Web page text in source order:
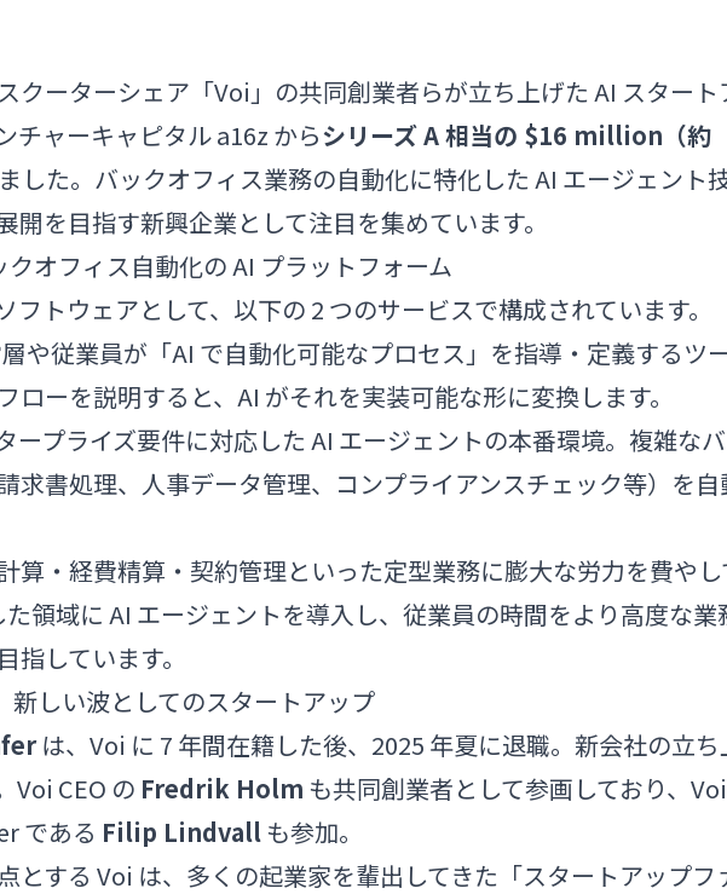
クーターシェア「Voi」の共同創業者らが立ち上げた AI スタート
チャーキャピタル a16z からシリーズ A 相当の $16 million（約
した。バックオフィス業務の自動化に特化した AI エージェント
開を目指す新興企業として注目を集めています。
オフィス自動化の AI プラットフォーム
フトウェアとして、以下の 2 つのサービスで構成されています。
や従業員が「AI で自動化可能なプロセス」を指導・定義するツ
ローを説明すると、AI がそれを実装可能な形に変換します。
ープライズ要件に対応した AI エージェントの本番環境。複雑なバ
求書処理、人事データ管理、コンプライアンスチェック等）を自
算・経費精算・契約管理といった定型業務に膨大な労力を費や
領域に AI エージェントを導入し、従業員の時間をより高度な業
しています。
新しい波としてのスタートアップ
は、Voi に 7 年間在籍した後、2025 年夏に退職。新会社の立ち
Voi CEO の Fredrik Holm も共同創業者として参画しており、Voi
である Filip Lindvall も参加。
とする Voi は、多くの起業家を輩出してきた「スタートアップフ